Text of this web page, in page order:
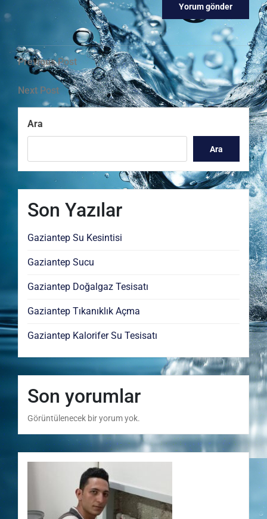
Yazı
gezinmesi
Previous
Post
Previous Post
Next
Post
Next Post
Ara
Ara
Son Yazılar
Gaziantep Su Kesintisi
Gaziantep Sucu
Gaziantep Doğalgaz Tesisatı
Gaziantep Tıkanıklık Açma
Gaziantep Kalorifer Su Tesisatı
Son yorumlar
Görüntülenecek bir yorum yok.